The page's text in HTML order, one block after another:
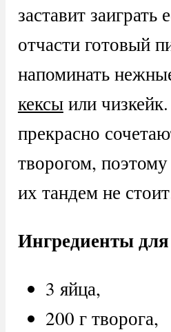
заставит
отчасти готовый
напоминать
кексыили
прекрасно
творогом,
их тандем не
Ингредиенты
3 яйца,
200 г творога,